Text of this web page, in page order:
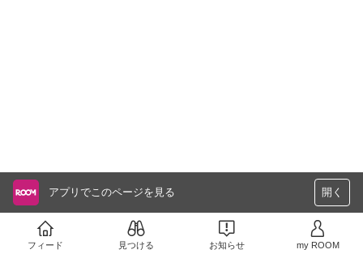
アプリでこのページを見る 開く
フィード 見つける お知らせ my ROOM